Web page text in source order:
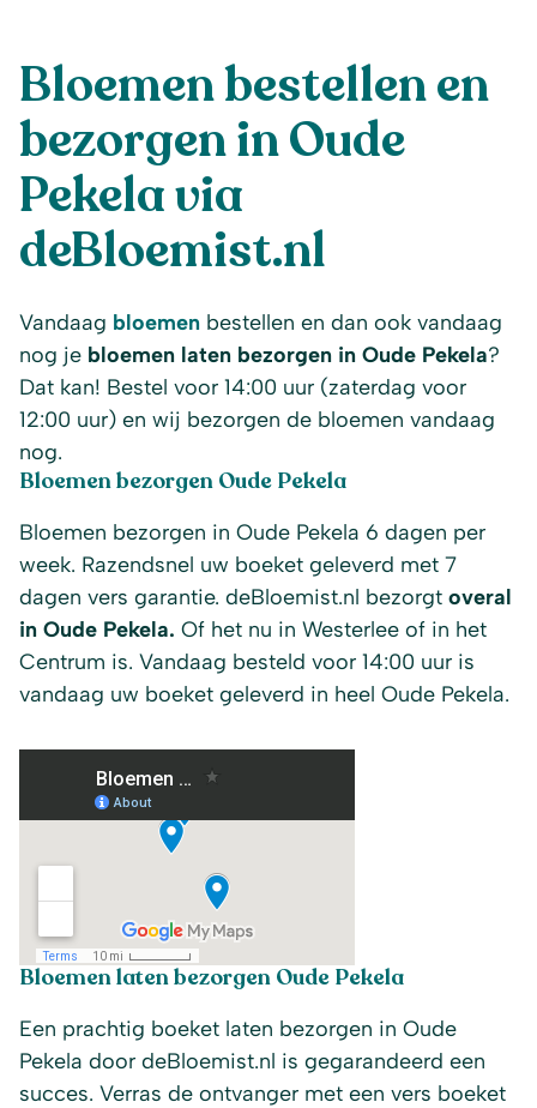
Bloemen bestellen en
bezorgen in Oude
Pekela via
deBloemist.nl
Vandaag bloemen bestellen en dan ook vandaag
nog je bloemen laten bezorgen in Oude Pekela?
Dat kan! Bestel voor 14:00 uur (zaterdag voor
12:00 uur) en wij bezorgen de bloemen vandaag
nog.
Bloemen bezorgen Oude Pekela
Bloemen bezorgen in Oude Pekela 6 dagen per
week. Razendsnel uw boeket geleverd met 7
dagen vers garantie. deBloemist.nl bezorgt overal
in Oude Pekela. Of het nu in Westerlee of in het
Centrum is. Vandaag besteld voor 14:00 uur is
vandaag uw boeket geleverd in heel Oude Pekela.
Bloemen laten bezorgen Oude Pekela
Een prachtig boeket laten bezorgen in Oude
Pekela door deBloemist.nl is gegarandeerd een
succes. Verras de ontvanger met een vers boeket